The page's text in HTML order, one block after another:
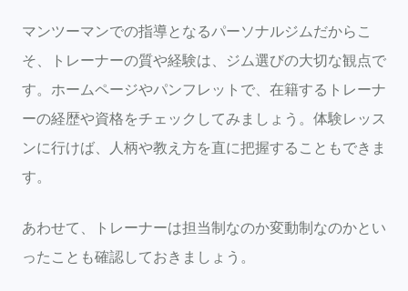
マンツーマンでの指導となるパーソナルジムだからこ
そ、トレーナーの質や経験は、ジム選びの大切な観点で
す。ホームページやパンフレットで、在籍するトレーナ
ーの経歴や資格をチェックしてみましょう。体験レッス
ンに行けば、人柄や教え方を直に把握することもできま
す。
あわせて、トレーナーは担当制なのか変動制なのかとい
ったことも確認しておきましょう。